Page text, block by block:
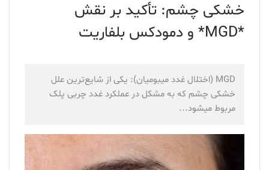
خشکی چشم: تأکید بر نقش
*MGD* و دمودکس بلفاریت
MGD (اختلال غدد میبومیان): یکی از شایع‌ترین علل
خشکی چشم که به مشکل در عملکرد غدد چربی پلک
مربوط میشود...